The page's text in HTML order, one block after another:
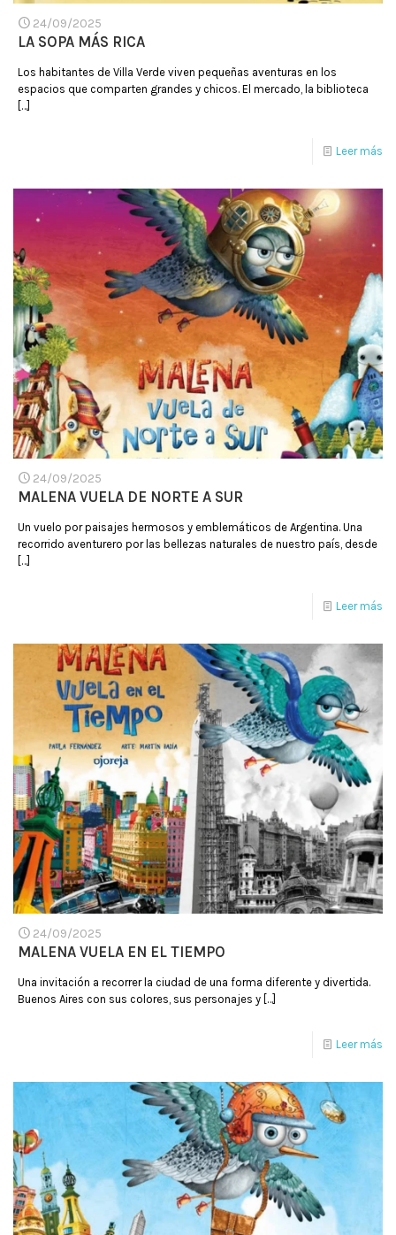
24/09/2025
LA SOPA MÁS RICA
Los habitantes de Villa Verde viven pequeñas aventuras en los
espacios que comparten grandes y chicos. El mercado, la biblioteca
[…]
Leer más
24/09/2025
MALENA VUELA DE NORTE A SUR
Un vuelo por paisajes hermosos y emblemáticos de Argentina. Una
recorrido aventurero por las bellezas naturales de nuestro país, desde
[…]
Leer más
24/09/2025
MALENA VUELA EN EL TIEMPO
Una invitación a recorrer la ciudad de una forma diferente y divertida.
Buenos Aires con sus colores, sus personajes y […]
Leer más